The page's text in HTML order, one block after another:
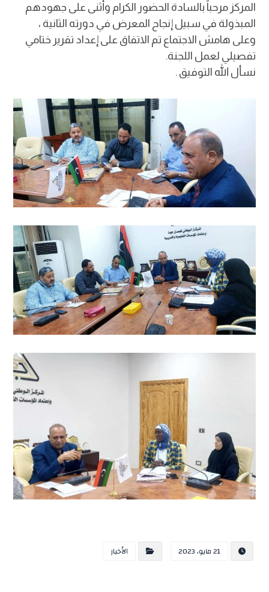
المركز مرحباً بالسادة الحضور الكرام وأثنى على جهودهم
المبذولة في سبيل إنجاح المعرض في دورته الثانية ،
وعلى هامش الاجتماع تم الاتفاق على إعداد تقرير ختامي
تفصيلي لعمل اللجنة.
نسأل الله التوفيق .
21 مايو، 2023 الأخبار